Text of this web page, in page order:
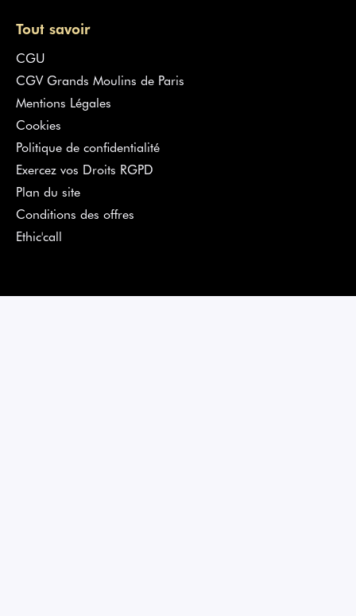
Tout savoir
CGU
CGV Grands Moulins de Paris
Mentions Légales
Cookies
Politique de confidentialité
Exercez vos Droits RGPD
Plan du site
Conditions des offres
Ethic'call